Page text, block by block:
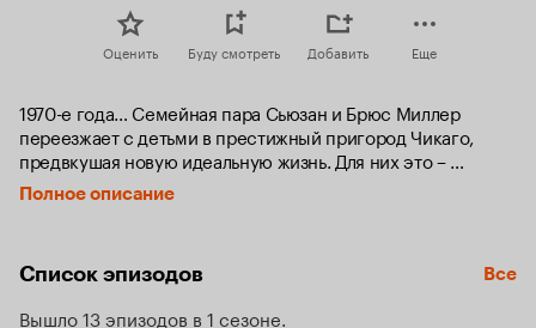
Оценить Буду смотреть Добавить Еще
1970-е года… Семейная пара Сьюзан и Брюс Миллер
переезжает с детьми в престижный пригород Чикаго,
предвкушая новую идеальную жизнь. Для них это –
пикники на заднем дворе и дети играющие рядом. Однако,
после знакомства со своими новыми соседями Томом и
«свободные браки», в которых выбор сексуального
Полное описание
Список эпизодов Все
Вышло 13 эпизодов в 1 сезоне